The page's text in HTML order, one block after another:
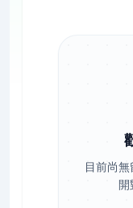
目前尚
開